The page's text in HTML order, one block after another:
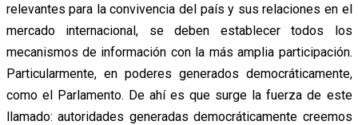
relevantes para la convivencia del país y sus relaciones en el
mercado internacional, se deben establecer todos los
mecanismos de información con la más amplia participación.
Particularmente, en poderes generados democráticamente,
como el Parlamento. De ahí es que surge la fuerza de este
llamado: autoridades generadas democráticamente creemos